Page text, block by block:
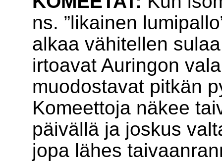
ns. ”likainen
alkaa vähitellen
irtoavat Auringon
muodostavat pitkän
Komeettoja näkee
päivällä ja joskus
jopa lähes